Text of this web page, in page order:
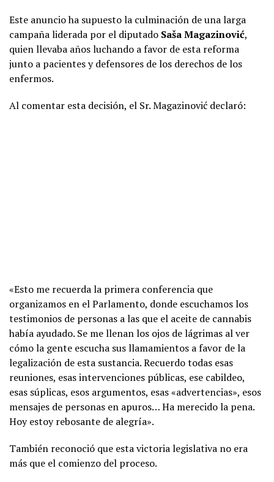
Este anuncio ha supuesto la culminación de una larga
campaña liderada por el diputado Saša Magazinović,
quien llevaba años luchando a favor de esta reforma
junto a pacientes y defensores de los derechos de los
enfermos.
Al comentar esta decisión, el Sr. Magazinović declaró:
«Esto me recuerda la primera conferencia que
organizamos en el Parlamento, donde escuchamos los
testimonios de personas a las que el aceite de cannabis
había ayudado. Se me llenan los ojos de lágrimas al ver
cómo la gente escucha sus llamamientos a favor de la
legalización de esta sustancia. Recuerdo todas esas
reuniones, esas intervenciones públicas, ese cabildeo,
esas súplicas, esos argumentos, esas «advertencias», esos
mensajes de personas en apuros… Ha merecido la pena.
Hoy estoy rebosante de alegría».
También reconoció que esta victoria legislativa no era
más que el comienzo del proceso.